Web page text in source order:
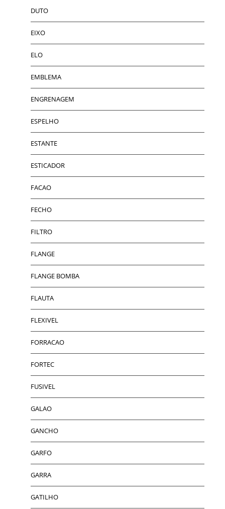
DUTO
EIXO
ELO
EMBLEMA
ENGRENAGEM
ESPELHO
ESTANTE
ESTICADOR
FACAO
FECHO
FILTRO
FLANGE
FLANGE BOMBA
FLAUTA
FLEXIVEL
FORRACAO
FORTEC
FUSIVEL
GALAO
GANCHO
GARFO
GARRA
GATILHO